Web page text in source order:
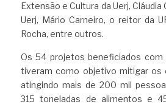
Extensão e Cultura da Uerj,
Uerj, Mário Carneiro, o reitor da
Rocha, entre outros.
Os 54 projetos beneficiados com
tiveram como objetivo mitigar os
atingindo mais de 200 mil
315 toneladas de alimentos e